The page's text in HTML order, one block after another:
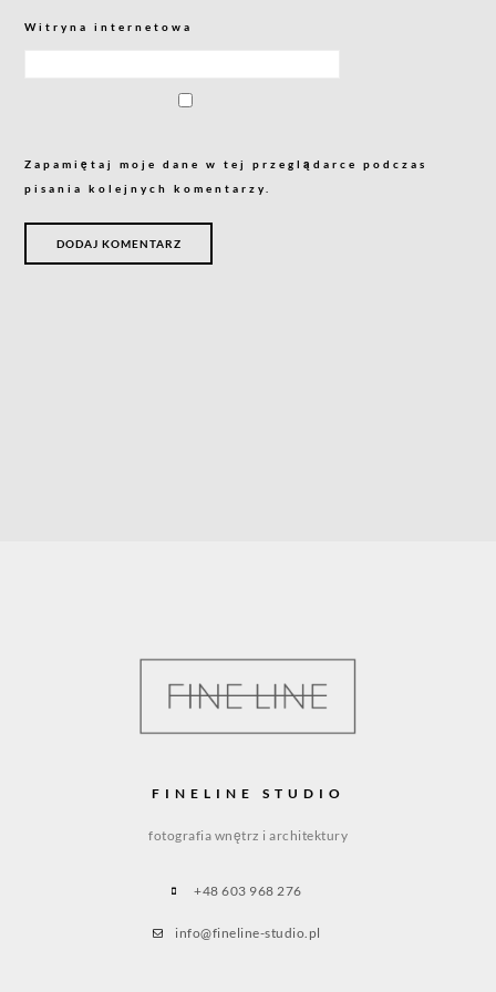
Witryna internetowa
Zapamiętaj moje dane w tej przeglądarce podczas
pisania kolejnych komentarzy.
FINELINE STUDIO
fotografia wnętrz i architektury
+48 603 968 276
info@fineline-studio.pl